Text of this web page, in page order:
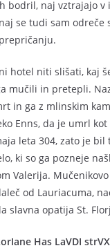
bodril, naj vztrajajo v
se tudi sam odreče
hotel niti slišati, kaj
mučili in pretepli.
in ga z mlinskim
Enns, da je umrl kot
leta 304, zato je bil
ki so ga pozneje
Valerija.
od Lauriacuma,
slavna opatija St.
Has LaVDI